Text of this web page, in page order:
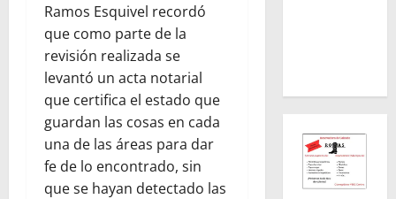
Ramos Esquivel recordó
que como parte de la
revisión realizada se
levantó un acta notarial
que certifica el estado que
guardan las cosas en cada
una de las áreas para dar
fe de lo encontrado, sin
que se hayan detectado las